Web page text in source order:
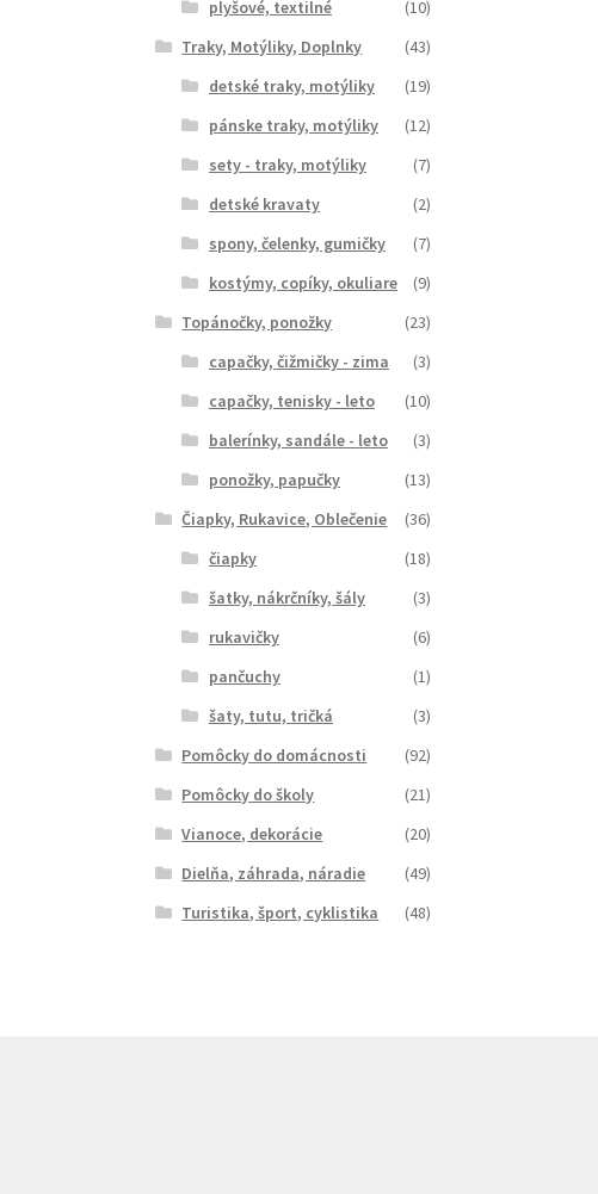
plyšové, textilné
(10)
Traky, Motýliky, Doplnky
(43)
detské traky, motýliky
(19)
pánske traky, motýliky
(12)
sety - traky, motýliky
(7)
detské kravaty
(2)
spony, čelenky, gumičky
(7)
kostýmy, copíky, okuliare
(9)
Topánočky, ponožky
(23)
capačky, čižmičky - zima
(3)
capačky, tenisky - leto
(10)
balerínky, sandále - leto
(3)
ponožky, papučky
(13)
Čiapky, Rukavice, Oblečenie
(36)
čiapky
(18)
šatky, nákrčníky, šály
(3)
rukavičky
(6)
pančuchy
(1)
šaty, tutu, tričká
(3)
Pomôcky do domácnosti
(92)
Pomôcky do školy
(21)
Vianoce, dekorácie
(20)
Dielňa, záhrada, náradie
(49)
Turistika, šport, cyklistika
(48)